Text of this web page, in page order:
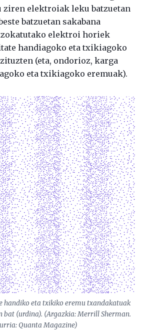
ziren elektroiak leku batzuetan
batzuetan sakabana
elektroi horiek
handiagoko eta txikiagoko
(eta, ondorioz, karga
eta txikiagoko eremuak).
handiko eta txikiko eremu txandakatuak
bat (urdina). (Argazkia: Merrill Sherman.
Quanta Magazine)